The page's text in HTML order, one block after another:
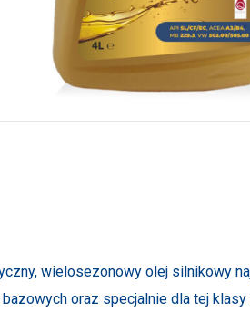
wielosezonowy olej silnikowy
oraz specjalnie dla tej